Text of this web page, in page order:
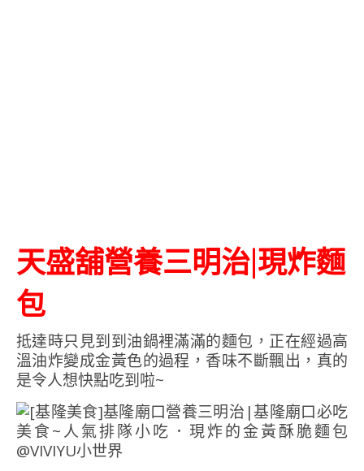
天盛舖營養三明治|現炸麵
包
抵達時只見到到油鍋裡滿滿的麵包，正在經過高
溫油炸變成金黃色的過程，香味不斷飄出，真的
是令人想快點吃到啦~